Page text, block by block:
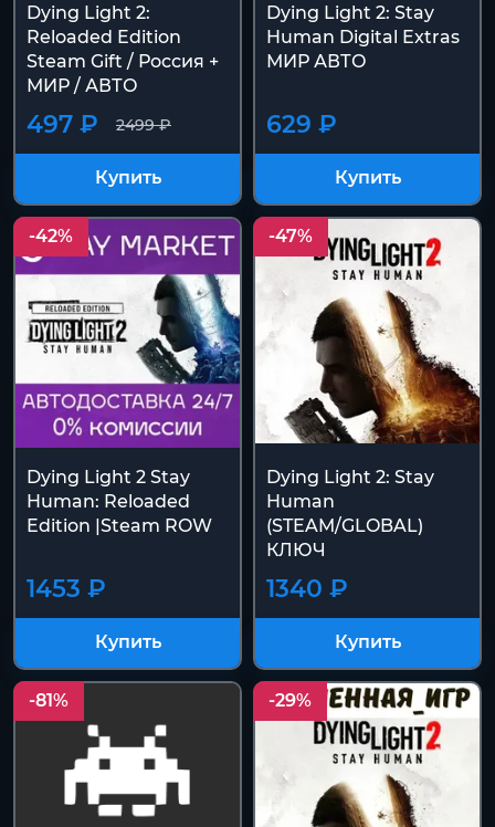
Dying Light 2:
Reloaded Edition
Steam Gift / Россия +
МИР / АВТО
2499 ₽
497 ₽
Купить
Dying Light 2: Stay
Human Digital Extras
МИР АВТО
629 ₽
Купить
-42%
Dying Light 2 Stay
Human: Reloaded
Edition |Steam ROW
1453 ₽
Купить
-47%
Dying Light 2: Stay
Human
(STEAM/GLOBAL)
КЛЮЧ
1340 ₽
Купить
-81% -29%